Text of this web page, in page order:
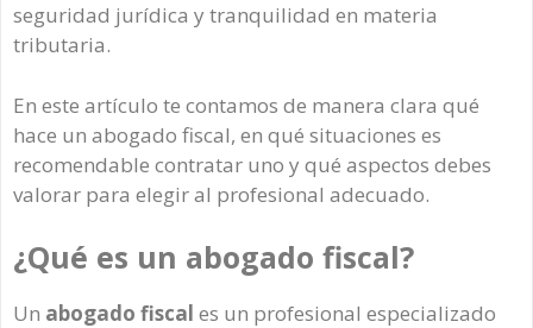
seguridad jurídica y tranquilidad en materia
tributaria.
En este artículo te contamos de manera clara qué
hace un abogado fiscal, en qué situaciones es
recomendable contratar uno y qué aspectos debes
valorar para elegir al profesional adecuado.
¿Qué es un abogado fiscal?
Un abogado fiscal es un profesional especializado